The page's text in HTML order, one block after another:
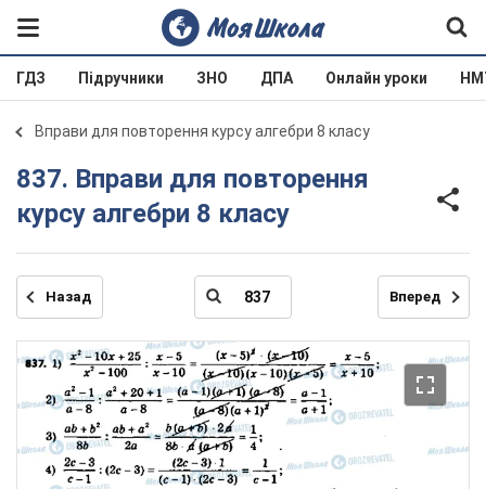
ГДЗ Підручники ЗНО ДПА Онлайн уроки
Вправи для повторення курсу алгебри 8 класу
837. Вправи для повторення
курсу алгебри 8 класу
Назад Вперед